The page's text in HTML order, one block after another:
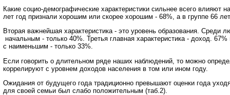
Какие социо-демографические характеристики сильнее всего влияют
лет год признали хорошим или скорее хорошим - 68%, а в группе 66
Вторая важнейшая характеристика - это уровень образования.
начальным - только 40%. Третья главная характеристика - доход.
с наименьшим - только 33%.
Если говорить о длительном ряде наших наблюдений, то можно
коррелируют с уровнем доходов населения в том или ином году.
Ожидания от будущего года традиционно превышают оценки года
для своей семьи был слабо положительным (таб.2).